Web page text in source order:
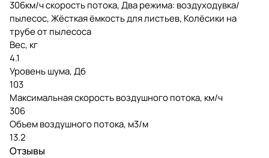
306км/ч скорость потока, Два режима: воздуходувка/
пылесос, Жёсткая ёмкость для листьев, Колёсики на
трубе от пылесоса
Вес, кг
4.1
Уровень шума, Дб
103
Максимальная скорость воздушного потока, км/ч
306
Объем воздушного потока, м3/м
13.2
Отзывы